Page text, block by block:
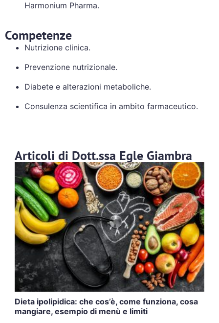
Harmonium Pharma.
Competenze
Nutrizione clinica.
Prevenzione nutrizionale.
Diabete e alterazioni metaboliche.
Consulenza scientifica in ambito farmaceutico.
Articoli di Dott.ssa Egle Giambra
Dieta ipolipidica: che cos’è, come funziona, cosa
mangiare, esempio di menù e limiti